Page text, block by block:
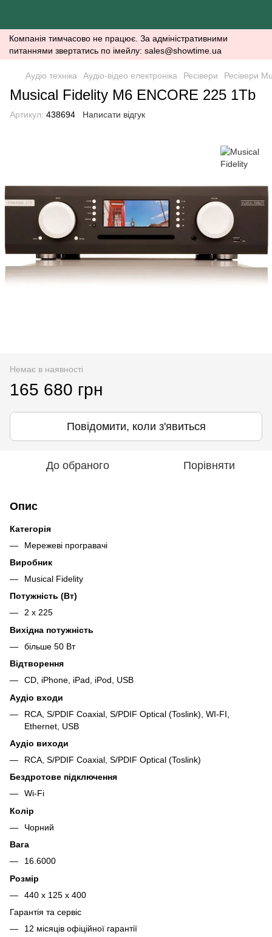
Компанія тимчасово не працює. За адміністративними
питаннями звертатись по імейлу: sales@showtime.ua
Аудіо техніка Аудіо-відео електроніка Ресівери Ресівери
Musical Fidelity M6 ENCORE 225 1Tb
Артикул: 438694 Написати відгук
Немає в наявності
165 680 грн
Повідомити, коли з'явиться
До обраного Порівняти
Опис
Категорія
Мережеві програвачі
Виробник
Musical Fidelity
Потужність (Вт)
2 х 225
Вихідна потужність
більше 50 Вт
Відтворення
CD, iPhone, iPad, iPod, USB
Аудіо входи
RCA, S/PDIF Coaxial, S/PDIF Optical (Toslink), WI-FI,
Ethernet, USB
Аудіо виходи
RCA, S/PDIF Coaxial, S/PDIF Optical (Toslink)
Бездротове підключення
Wi-Fi
Колір
Чорний
Вага
16.6000
Розмір
440 x 125 x 400
Гарантія та сервіс
12 місяців офіційної гарантії